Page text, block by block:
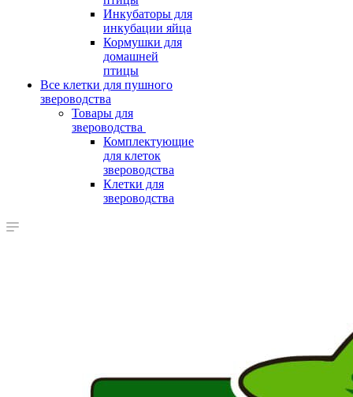
Инкубаторы для
инкубации яйца
Кормушки для
домашней
птицы
Все клетки для пушного
звероводства
Товары для
звероводства
Комплектующие
для клеток
звероводства
Клетки для
звероводства